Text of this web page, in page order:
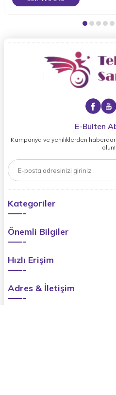
E-Bülten
Kampanya ve yeniliklerden
olun!
Kategoriler
Önemli Bilgiler
Hızlı Erişim
Adres & İletişim